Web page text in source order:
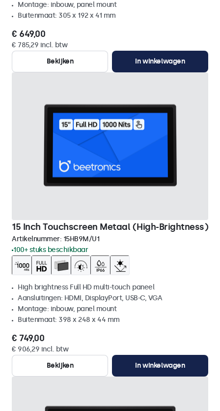
Montage: inbouw, panel mount
Buitenmaat: 305 x 192 x 41 mm
€ 649,00
€ 785,29 incl. btw
Bekijken
In winkelwagen
15 Inch Touchscreen Metaal (High-Brightness)
Artikelnummer: 15HB9M/U1
100+ stuks beschikbaar
High brightness Full HD multi-touch paneel
Aansluitingen: HDMI, DisplayPort, USB-C, VGA
Montage: inbouw, panel mount
Buitenmaat: 398 x 248 x 44 mm
€ 749,00
€ 906,29 incl. btw
Bekijken
In winkelwagen